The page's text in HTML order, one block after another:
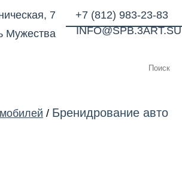
7
Мужества
+7 (812) 983-23-83
INFO@SPB.3ART.SU
/ Бренидрование авто